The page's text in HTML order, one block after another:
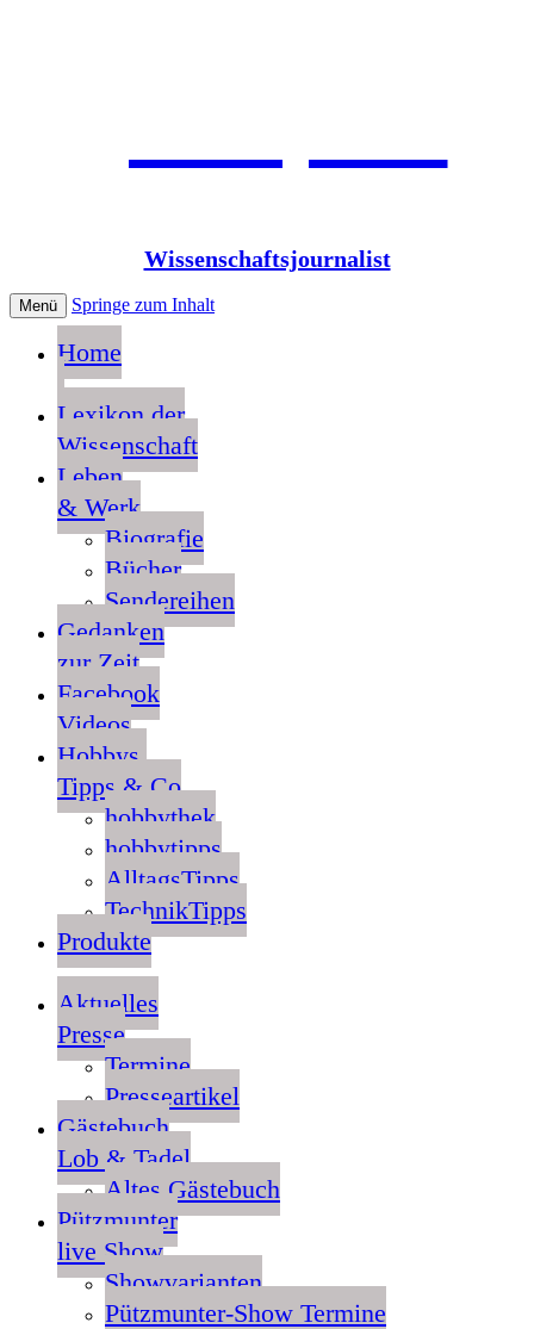
Jean Pütz
Wissenschaftsjournalist
Menü Springe zum Inhalt
Home
Lexikon der
Wissenschaft
Leben
& Werk
Biografie
Bücher
Sendereihen
Gedanken
zur Zeit
Facebook
Videos
Hobbys,
Tipps & Co
hobbythek
hobbytipps
AlltagsTipps
TechnikTipps
Produkte
Aktuelles
Presse
Termine
Presseartikel
Gästebuch
Lob & Tadel
Altes Gästebuch
Pützmunter
live Show
Showvarianten
Pützmunter-Show Termine